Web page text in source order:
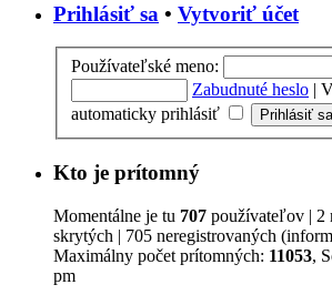
Prihlásiť sa • Vytvoriť účet
Používateľské meno:
Zabudnuté heslo |
automaticky prihlásiť
Kto je prítomný
Momentálne je tu 707 používateľov | 2
skrytých | 705 neregistrovaných
Maximálny počet prítomných: 11053,
pm